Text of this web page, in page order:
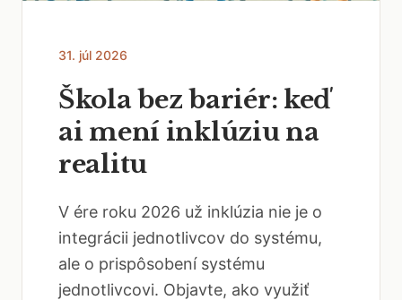
31. júl 2026
Škola bez bariér: keď
ai mení inklúziu na
realitu
V ére roku 2026 už inklúzia nie je o
integrácii jednotlivcov do systému,
ale o prispôsobení systému
jednotlivcovi. Objavte, ako využiť